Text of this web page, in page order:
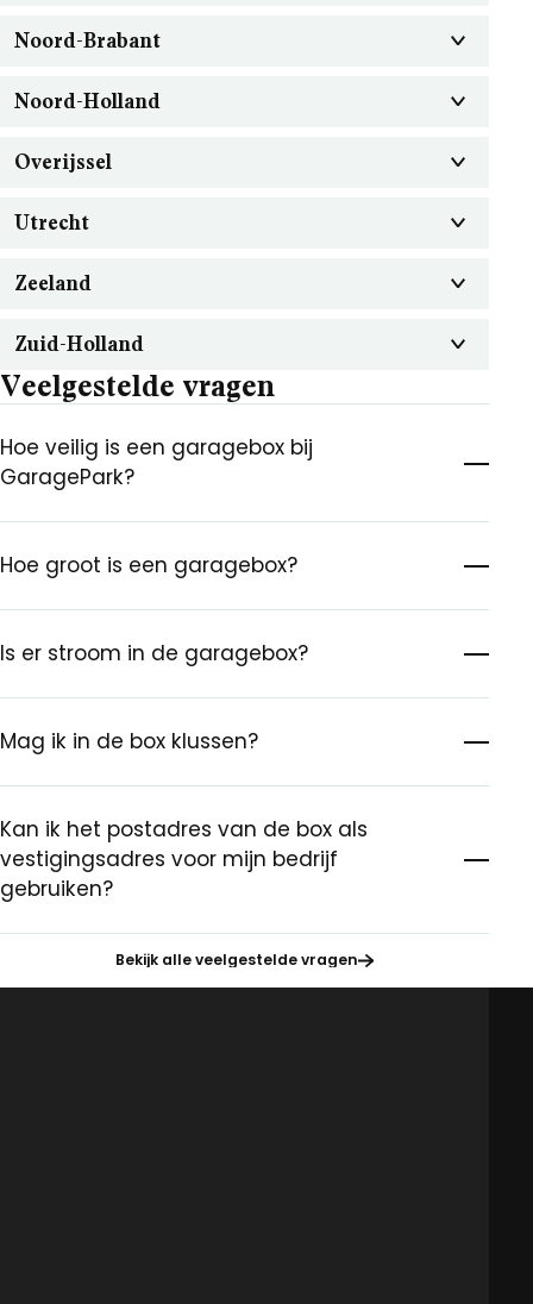
Noord-Brabant
Noord-Holland
Overijssel
Utrecht
Zeeland
Zuid-Holland
Veelgestelde vragen
Hoe veilig is een garagebox bij
GaragePark?
Hoe groot is een garagebox?
Is er stroom in de garagebox?
Mag ik in de box klussen?
Kan ik het postadres van de box als
vestigingsadres voor mijn bedrijf
gebruiken?
Bekijk alle veelgestelde vragen